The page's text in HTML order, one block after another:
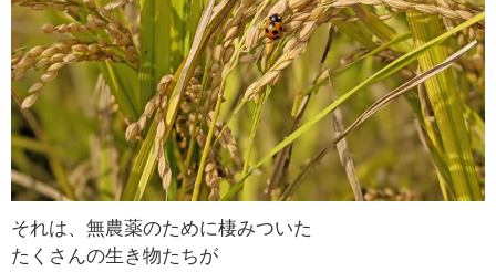
それは、無農薬のために棲みついた
たくさんの生き物たちが